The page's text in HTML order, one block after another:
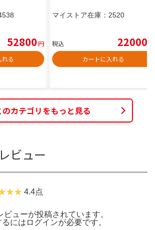
52800円
る
マイストア在庫： 2520
税込 22000
カートに入れる
のカテゴリをもっと見る
ビュー
4.4点
ューが投稿されています。
るには ログインが必要です。